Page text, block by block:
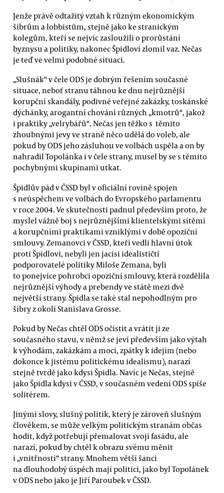
Jenže právě odtažitý vztah k různým ekonomickým
šíbrům a lobbistům, stejně jako ke stranickým
kolegům, kteří se nejvíc zasloužili o prorůstání
byznysu a politiky, nakonec Špidlovi zlomil vaz. Nečas
je teď ve velmi podobné situaci.
„Slušnák“ v čele ODS je dobrým řešením současné
situace, neboť stranu táhnou ke dnu nejrůznější
korupční skandály, podivné veřejné zakázky, toskánské
dýchánky, arogantní chování různých „kmotrů“, jakož
i praktiky „velrybářů“. Nečas jen těžko s těmito
zhoubnými jevy ve straně něco udělá do voleb, ale
pokud by ODS jeho zásluhou ve volbách uspěla a on by
nahradil Topolánka i v čele strany, musel by se s těmito
pochybnými skupinami utkat.
Špidlův pád v ČSSD byl v oficiální rovině spojen
s neúspěchem ve volbách do Evropského parlamentu
v roce 2004. Ve skutečnosti padnul především proto, že
myslel vážně boj s nejrůznějšími klientelskými sítěmi
a korupčními praktikami vzniklými v době opoziční
smlouvy. Zemanovci v ČSSD, kteří vedli hlavní útok
proti Špidlovi, nebyli jen jacísi idealističtí
podporovatelé politiky Miloše Zemana, byli
to ponejvíce pohrobci opoziční smlouvy, která rozdělila
nejrůznější výhody a prebendy ve státě mezi dvě
největší strany. Špidla se také stal nepohodlným pro
šíbry z okolí Stanislava Grosse.
Pokud by Nečas chtěl ODS očistit a vrátit ji ze
současného stavu, v němž se jeví především jako výtah
k výhodám, zakázkám a moci, zpátky k idejím (nebo
dokonce k jistému politickému idealismu), narazí
stejně tvrdě jako kdysi Špidla. Navíc je Nečas, stejně
jako Špidla kdysi v ČSSD, v současném vedení ODS spíše
solitérem.
Jinými slovy, slušný politik, který je zároveň slušným
člověkem, se může velkým politickým stranám občas
hodit, když potřebují přemalovat svoji fasádu, ale
narazí, pokud by chtěl k obrazu svému měnit
i „vnitřnosti“ strany. Mnohem větší šanci
na dlouhodobý úspěch mají politici, jako byl Topolánek
v ODS nebo jako je Jiří Paroubek v ČSSD.